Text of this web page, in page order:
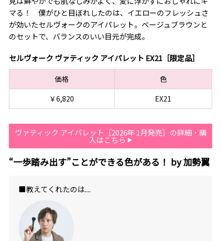
マる！ 僕がひと目ぼれしたのは、イエローのフレッシュさ
が効いたセルヴォークのアイパレット。ベージュブラウンと
のセットで、バランスのいい目元が完成。
セルヴォーク ヴァティック アイパレット EX21［限定品］
価格
色
￥6,820
EX21
ヴァティック アイパレット［2026年 1月発売］の詳細・購
入はこちら
“一歩踏み出す”ことができる色がある！ by 加勢翼
■教えてくれたのは....